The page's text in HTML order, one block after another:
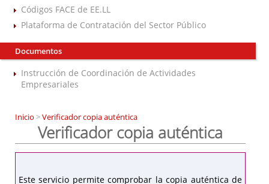
Códigos FACE de EE.LL
Plataforma de Contratación del Sector Público
Documentos
Instrucción de Coordinación de Actividades
Empresariales
Inicio >Verificador copia auténtica
Verificador copia auténtica
Este servicio permite comprobar la copia auténtica de